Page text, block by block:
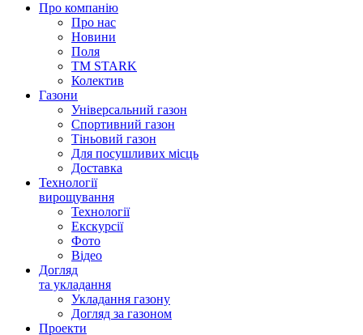
Про компанію
Про нас
Новини
Поля
TM STARK
Колектив
Газони
Універсальний газон
Спортивний газон
Тіньовий газон
Для посушливих місць
Доставка
Технології
вирощування
Технології
Екскурсії
Фото
Відео
Догляд
та укладання
Укладання газону
Догляд за газоном
Проекти